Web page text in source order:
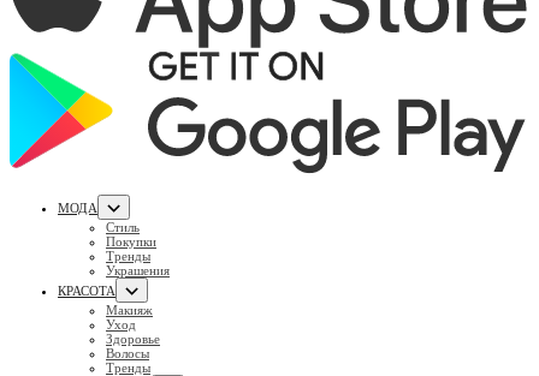
МОДА
Стиль
Покупки
Тренды
Украшения
КРАСОТА
Макияж
Уход
Здоровье
Волосы
Тренды